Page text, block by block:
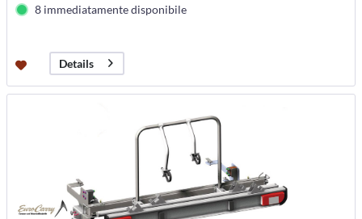
8 immediatamente disponibile
Details